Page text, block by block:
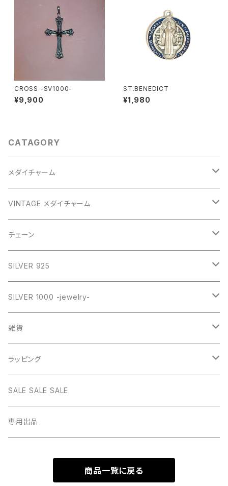
CROSS -SV1000-
¥9,900
ST.BENEDICT
¥1,980
CATAGORY
メダイチャーム
GOLD
GOLD
SILVER
PICTURE
RED
SILVER
GOLD
SILVER
PICTURE
VINTAGE
STAINLESS
VINTAGE メダイチャーム
CROSS
HEART
RING
チェーン
ネックレス
ネックレス SILVER925
ネックレス GOLD
SILVER 925
RING collection
daily
star
BANGLE
CHOKER
EARRING
SILVER 1000 -jewelry-
オリジナルチャーム
チェーン
雑貨
インテリア
MEXICAN CROSS
オリジナルポーチ
Pouch S
ナップサック
ラッピング
ネックレスギフトBOX
ラッピング
SALE SALE SALE
専用出品
商品一覧に戻る